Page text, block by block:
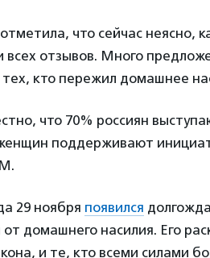
что сейчас неясно,
всех отзывов. Много
кто пережил домашнее
что 70% россиян
поддерживают
29 ноября появился
домашнего насилия. Его
и те, кто всеми силами